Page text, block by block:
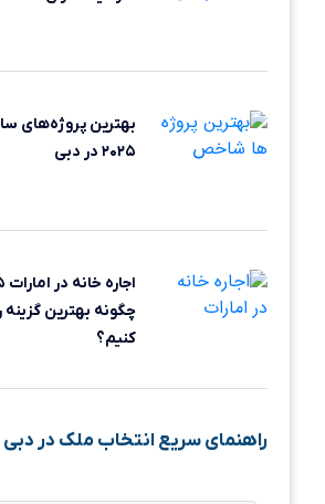
بهترین پروژه‌های
۲۰۲۵ در دبی
چگونه بهترین گزینه
کنیم؟
راهنمای سریع انتخاب ملک در دبی